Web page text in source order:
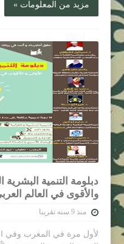
مزيد من المعلومات »
دبلومة التنمية البشرية
والأقوى في العالم
منذ 9 سنه تقريبا
لأول مرة في المغرب وفي